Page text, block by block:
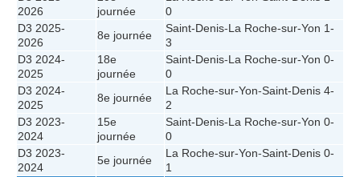
2026
journée
0
D3 2025-
2026
8e journée
Saint-Denis-La Roche-sur-Yon 1-
3
D3 2024-
2025
18e
journée
Saint-Denis-La Roche-sur-Yon 0-
0
D3 2024-
2025
8e journée
La Roche-sur-Yon-Saint-Denis 4-
2
D3 2023-
2024
15e
journée
Saint-Denis-La Roche-sur-Yon 0-
0
D3 2023-
2024
5e journée
La Roche-sur-Yon-Saint-Denis 0-
1